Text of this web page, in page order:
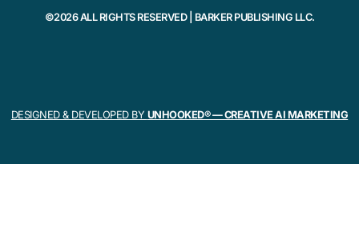
©2026 ALL RIGHTS RESERVED | BARKER PUBLISHING LLC.
DESIGNED & DEVELOPED BY UNHOOKED® — CREATIVE AI MARKETING